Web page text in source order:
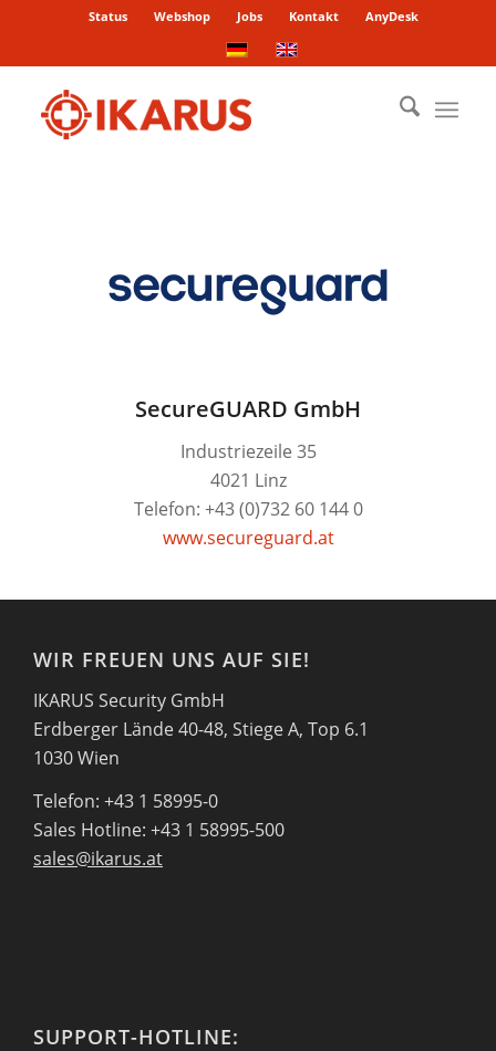
Status Webshop Jobs Kontakt AnyDesk
SecureGUARD GmbH
Industriezeile 35
4021 Linz
Telefon: +43 (0)732 60 144 0
www.secureguard.at
WIR FREUEN UNS AUF SIE!
IKARUS Security GmbH
Erdberger Lände 40-48, Stiege A, Top 6.1
1030 Wien
Telefon: +43 1 58995-0
Sales Hotline: +43 1 58995-500
sales@ikarus.at
SUPPORT-HOTLINE: